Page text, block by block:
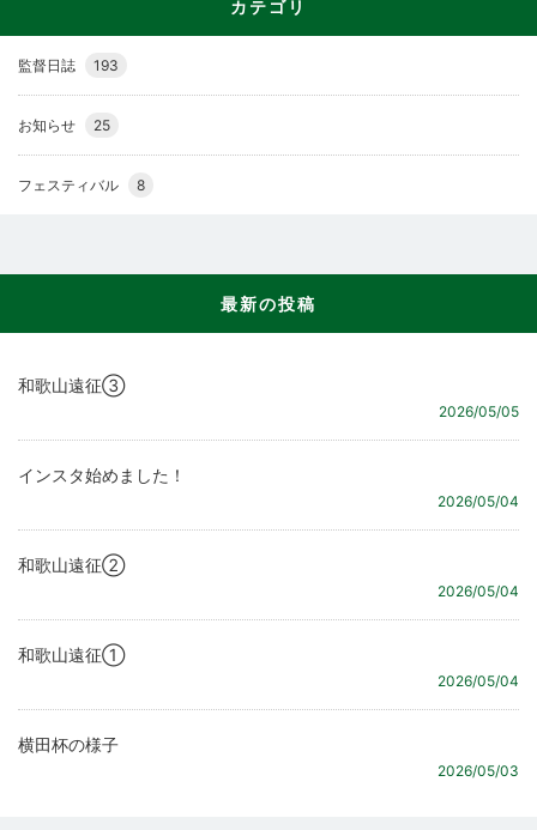
カテゴリ
監督日誌 193
お知らせ 25
フェスティバル 8
最新の投稿
和歌山遠征③
2026/05/05
インスタ始めました！
2026/05/04
和歌山遠征②
2026/05/04
和歌山遠征①
2026/05/04
横田杯の様子
2026/05/03